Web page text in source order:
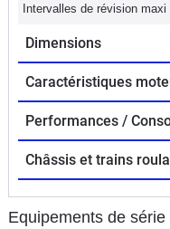
Intervalles de révision maxi
Dimensions
Caractéristiques
Performances /
Châssis et trains
Equipements de série